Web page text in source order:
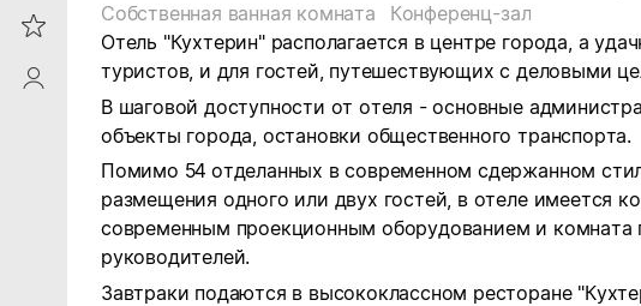
Reviews
ProfileSaby
Собственная ванная комната
Конференц-зал
Отель "Кухтерин" располагается в центре города, а
туристов, и для гостей, путешествующих с деловыми
В шаговой доступности от отеля - основные
объекты города, остановки общественного транспорта.
Помимо 54 отделанных в современном сдержанном
размещения одного или двух гостей, в отеле имеется
современным проекционным оборудованием и комната
руководителей.
Завтраки подаются в высококлассном ресторане